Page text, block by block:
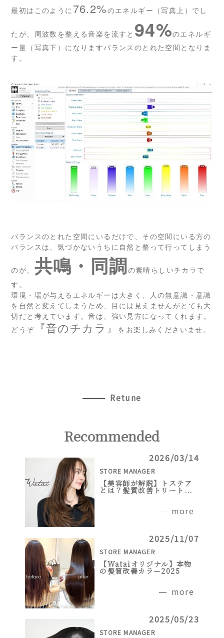
最初はこのように 76.2%のエネルギー（写真上）でし
たが、周波数を整える音楽を流すと 94%のエネルギ
ー量（写真下）になりますバランスのとれた空間となりま
す。
バランスのとれた空間にいるだけで、その空間にいる方の
バランスは、気づかないうちに自然と整って行ってしまう
のが、 共鳴・同調の素晴らしいチカラで
す。
環境・場が与えるエネルギーは大きく、人の無意識・意識
を自然と変えてしまうため、目には見えませんがとても大
切だと考えています。音は、強い見方になってくれます。
どうぞ 『音のチカラ』 をお楽しみくださいませ。
Retune
Recommended
2026/03/14
STORE MANAGER
【美容師が解説】トステア
とは？髪質改善トリート...
more
2025/11/07
STORE MANAGER
【Wataiオリジナル】本物
の髪質改善カラー2025
more
2025/05/23
STORE MANAGER